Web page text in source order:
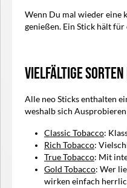
Wenn Du mal wieder eine
genießen. Ein Stick hält
Vielfältige Sorten
Alle neo Sticks enthalten
weshalb sich
Classic Tobacco:
Rich Tobacco:
True Tobacco: Mit
Gold Tobacco: Wer
wirken einfach